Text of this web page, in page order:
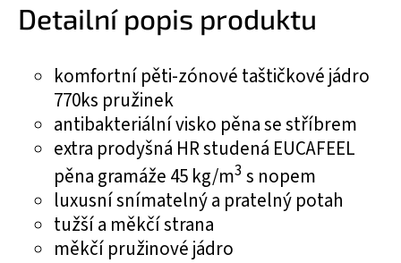
Detailní popis produktu
komfortní pěti-zónové taštičkové jádro
770ks pružinek
antibakteriální visko pěna se stříbrem
extra prodyšná HR studená EUCAFEEL
pěna gramáže 45 kg/m3 s nopem
luxusní snímatelný a pratelný potah
tužší a měkčí strana
měkčí pružinové jádro